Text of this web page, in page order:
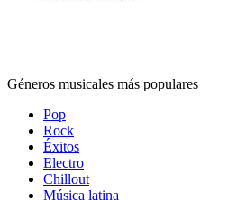
Géneros musicales más populares
Pop
Rock
Éxitos
Electro
Chillout
Música latina